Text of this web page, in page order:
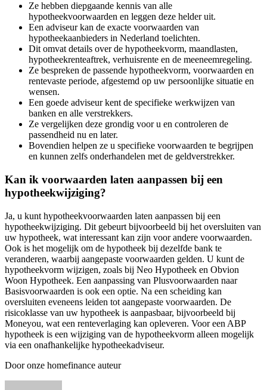
Ze hebben diepgaande kennis van alle
hypotheekvoorwaarden en leggen deze helder uit.
Een adviseur kan de exacte voorwaarden van
hypotheekaanbieders in Nederland toelichten.
Dit omvat details over de hypotheekvorm, maandlasten,
hypotheekrenteaftrek, verhuisrente en de meeneemregeling.
Ze bespreken de passende hypotheekvorm, voorwaarden en
rentevaste periode, afgestemd op uw persoonlijke situatie en
wensen.
Een goede adviseur kent de specifieke werkwijzen van
banken en alle verstrekkers.
Ze vergelijken deze grondig voor u en controleren de
passendheid nu en later.
Bovendien helpen ze u specifieke voorwaarden te begrijpen
en kunnen zelfs onderhandelen met de geldverstrekker.
Kan ik voorwaarden laten aanpassen bij een
hypotheekwijziging?
Ja, u kunt hypotheekvoorwaarden laten aanpassen bij een
hypotheekwijziging. Dit gebeurt bijvoorbeeld bij het oversluiten van
uw hypotheek, wat interessant kan zijn voor andere voorwaarden.
Ook is het mogelijk om de hypotheek bij dezelfde bank te
veranderen, waarbij aangepaste voorwaarden gelden. U kunt de
hypotheekvorm wijzigen, zoals bij Neo Hypotheek en Obvion
Woon Hypotheek. Een aanpassing van Plusvoorwaarden naar
Basisvoorwaarden is ook een optie. Na een scheiding kan
oversluiten eveneens leiden tot aangepaste voorwaarden. De
risicoklasse van uw hypotheek is aanpasbaar, bijvoorbeeld bij
Moneyou, wat een renteverlaging kan opleveren. Voor een ABP
hypotheek is een wijziging van de hypotheekvorm alleen mogelijk
via een onafhankelijke hypotheekadviseur.
Door onze homefinance auteur